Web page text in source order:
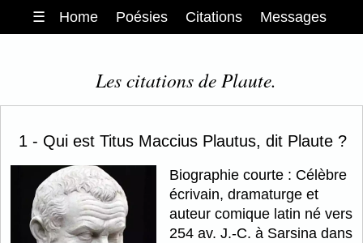
☰ Home Poésies Citations Messages
Les citations de Plaute.
1 - Qui est Titus Maccius Plautus, dit Plaute ?
Biographie courte : Célèbre
écrivain, dramaturge et
auteur comique latin né vers
254 av. J.-C. à Sarsina dans